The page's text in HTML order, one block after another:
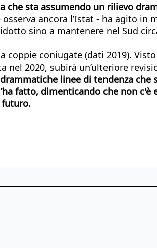
che sta assumendo un rilievo
ancora l’Istat - ha agito in
sino a mantenere nel Sud
coniugate (dati 2019).
2020, subirà un’ulteriore
linee di tendenza
fatto, dimenticando che non c'è
futuro.